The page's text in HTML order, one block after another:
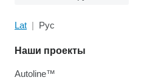
Lat Рус
Наши проекты
Autoline™